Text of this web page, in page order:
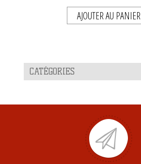
AJOUTER AU PANIER
CATÉGORIES